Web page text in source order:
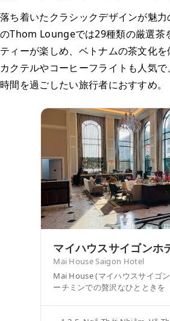
落ち着いたクラシックデザインが魅
のThom Loungeでは29種類の厳選茶
ティーが楽しめ、ベトナムの茶文化
カクテルやコーヒーフライトも人気
時間を過ごしたい旅行者におすすめ。
マイハウスサイゴンホ
Mai House Saigon Hotel
Mai House (マイハウスサイゴ
ーチミンでの贅沢なひとときを